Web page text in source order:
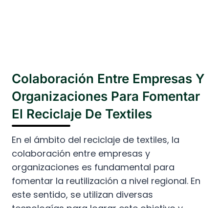
Colaboración Entre Empresas Y
Organizaciones Para Fomentar
El Reciclaje De Textiles
En el ámbito del reciclaje de textiles, la
colaboración entre empresas y
organizaciones es fundamental para
fomentar la reutilización a nivel regional. En
este sentido, se utilizan diversas